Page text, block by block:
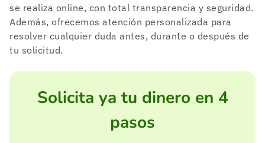
se realiza online, con total transparencia y seguridad.
Además, ofrecemos atención personalizada para
resolver cualquier duda antes, durante o después de
tu solicitud.
Solicita ya tu dinero en 4
pasos